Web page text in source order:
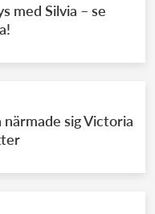
med Silvia – se
sig Victoria